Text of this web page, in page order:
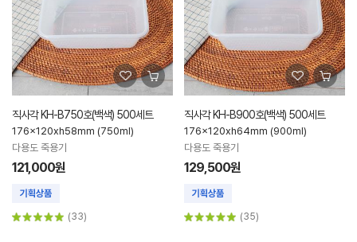
직사각 KH-B750호(백색) 500세트
176x120xh58mm (750ml)
다용도 죽용기
121,000원
(33)
직사각 KH-B900호(백색) 500세트
176x120xh64mm (900ml)
다용도 죽용기
129,500원
(35)